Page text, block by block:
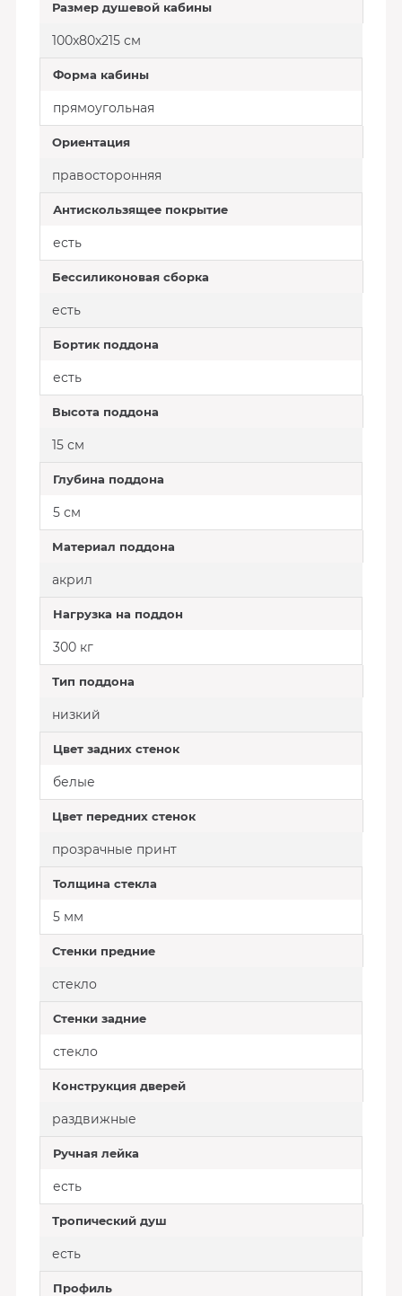
Размер душевой кабины
100x80x215 см
Форма кабины
прямоугольная
Ориентация
правосторонняя
Антискользящее покрытие
есть
Беcсиликоновая сборка
есть
Бортик поддона
есть
Высота поддона
15 см
Глубина поддона
5 см
Материал поддона
акрил
Нагрузка на поддон
300 кг
Тип поддона
низкий
Цвет задних стенок
белые
Цвет передних стенок
прозрачные принт
Толщина стекла
5 мм
Стенки предние
стекло
Стенки задние
стекло
Конструкция дверей
раздвижные
Ручная лейка
есть
Тропический душ
есть
Профиль